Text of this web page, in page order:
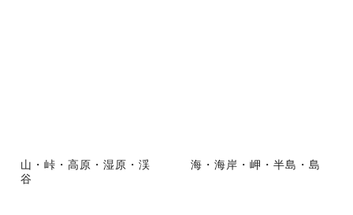
山・峠・高原・湿原・渓
谷
海・海岸・岬・半島・島